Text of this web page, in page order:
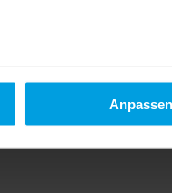
Anpassen